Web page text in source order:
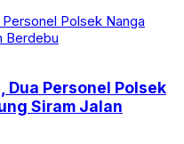
Dua Personel Polsek
Siram Jalan